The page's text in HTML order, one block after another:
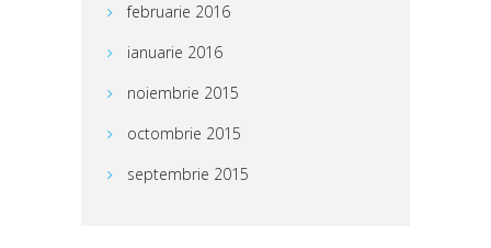
februarie 2016
ianuarie 2016
noiembrie 2015
octombrie 2015
septembrie 2015